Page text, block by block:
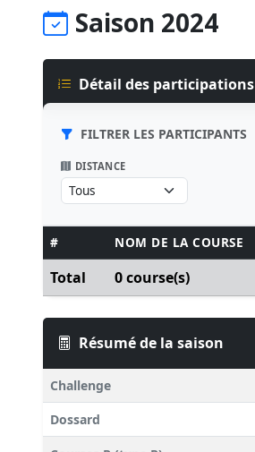
Saison 2024
Détail des participations
FILTRER LES PARTICIPANTS
DISTANCE
# NOM DE LA COURSE
Total 0 course(s)
Résumé de la saison
Challenge
Dossard